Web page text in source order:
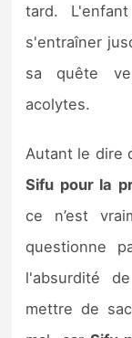
tard.
s'entraîner
sa quête
acolytes.
Autant le dire
Sifu pour la
ce n’est
questionne
l'absurdité
mettre de